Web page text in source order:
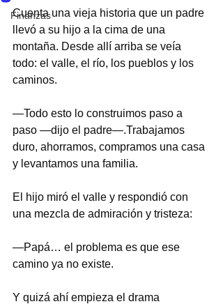
Finanzas
Cuenta una vieja historia que un padre
llevó a su hijo a la cima de una
montaña. Desde allí arriba se veía
todo: el valle, el río, los pueblos y los
caminos.
—Todo esto lo construimos paso a
paso —dijo el padre—.Trabajamos
duro, ahorramos, compramos una casa
y levantamos una familia.
El hijo miró el valle y respondió con
una mezcla de admiración y tristeza:
—Papá… el problema es que ese
camino ya no existe.
Y quizá ahí empieza el drama